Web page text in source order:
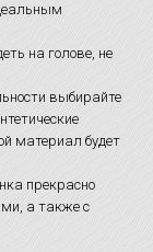
на голове, не
выбирайте
материал будет
прекрасно
а также с